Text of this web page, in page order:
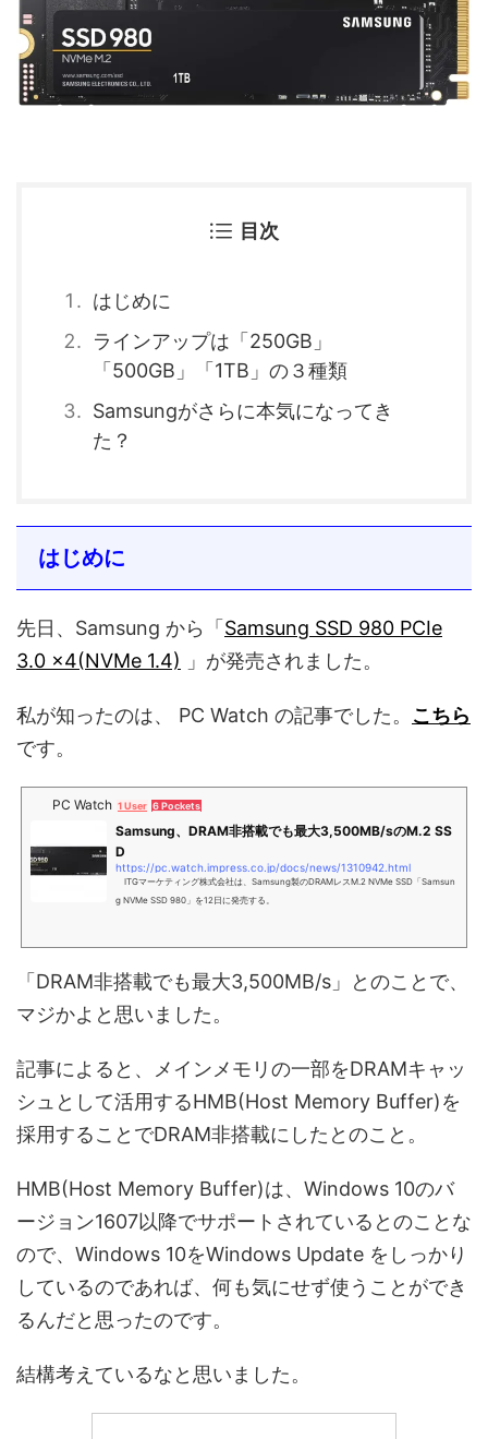
目次
はじめに
ラインアップは「250GB」
「500GB」「1TB」の３種類
Samsungがさらに本気になってき
た？
はじめに
先日、Samsung から「 Samsung SSD 980 PCIe
3.0 x4(NVMe 1.4)
」が発売されました。
私が知ったのは、 PC Watch の記事でした。 こちら
です。
PC Watch 1 User 6 Pockets
Samsung、DRAM非搭載でも最大3,500MB/sのM.2 SS
D
https://pc.watch.impress.co.jp/docs/news/1310942.html
ITGマーケティング株式会社は、Samsung製のDRAMレスM.2 NVMe SSD「Samsun
g NVMe SSD 980」を12日に発売する。
「DRAM非搭載でも最大3,500MB/s」とのことで、
マジかよと思いました。
記事によると、メインメモリの一部をDRAMキャッ
シュとして活用するHMB(Host Memory Buffer)を
採用することでDRAM非搭載にしたとのこと。
HMB(Host Memory Buffer)は、Windows 10のバ
ージョン1607以降でサポートされているとのことな
ので、Windows 10をWindows Update をしっかり
しているのであれば、何も気にせず使うことができ
るんだと思ったのです。
結構考えているなと思いました。